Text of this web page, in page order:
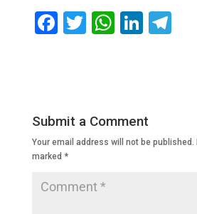
F
b
o
o
k
T
W
A
p
Li
dI
n m
Submit a Comment
Your email address will not be published.
marked *